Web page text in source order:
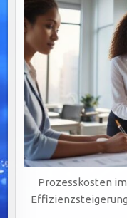
Prozesskosten